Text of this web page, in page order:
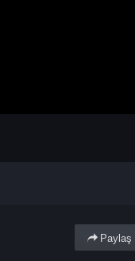
Paylaş